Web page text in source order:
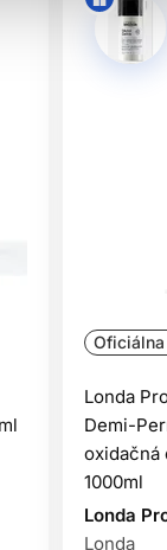
Professional Demi-
doby pôsobenia
Londa
Demi-
oxidačná
1000ml
Londa
Londa